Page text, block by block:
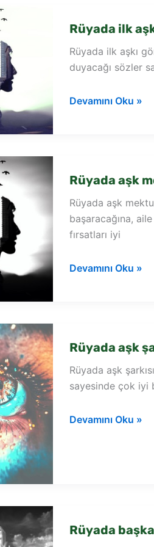
Rüyada ilk
Rüyada ilk aşkı
duyacağı sözler
Rüyada
Devamını Oku »
Rüyada aşk
Rüyada aşk
başaracağına,
fırsatları iyi
Rüyada
Devamını Oku »
Rüyada aşk
Rüyada aşk
sayesinde çok iyi
Rüyada
Devamını Oku »
Rüyada